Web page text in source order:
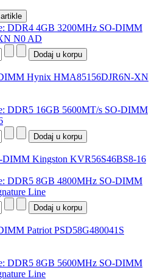
Hynix HMA85156DJR6N-XN
Kingston KVR56S46BS8-16
Patriot PSD58G480041S